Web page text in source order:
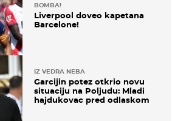
BOMBA!
Liverpool doveo kapetana
Barcelone!
IZ VEDRA NEBA
Garcijin potez otkrio novu
situaciju na Poljudu: Mladi
hajdukovac pred odlaskom